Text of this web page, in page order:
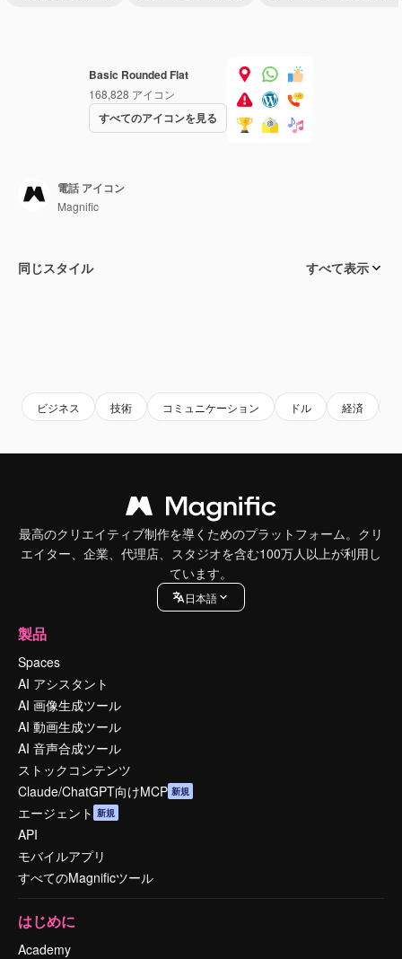
Basic Rounded Flat
168,828 アイコン
すべてのアイコンを見る
電話 アイコン
Magnific
同じスタイル すべて表示
ビジネス 技術 コミュニケーション ドル 経済
最高のクリエイティブ制作を導くためのプラットフォーム。クリ
エイター、企業、代理店、スタジオを含む100万人以上が利用し
ています。
日本語
製品
Spaces
AI アシスタント
AI 画像生成ツール
AI 動画生成ツール
AI 音声合成ツール
ストックコンテンツ
Claude/ChatGPT向けMCP 新規
エージェント 新規
API
モバイルアプリ
すべてのMagnificツール
はじめに
Academy